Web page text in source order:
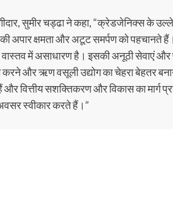
सुमीर चड्ढा ने कहा, “क्रेडजेनिक्स के
अपार क्षमता और अटूट समर्पण को पहचानते
में असाधारण है। इसकी अनूठी सेवाएं और
और ऋण वसूली उद्योग का चेहरा बेहतर
वित्तीय सशक्तिकरण और विकास का मार्ग
स्वीकार करते हैं।”